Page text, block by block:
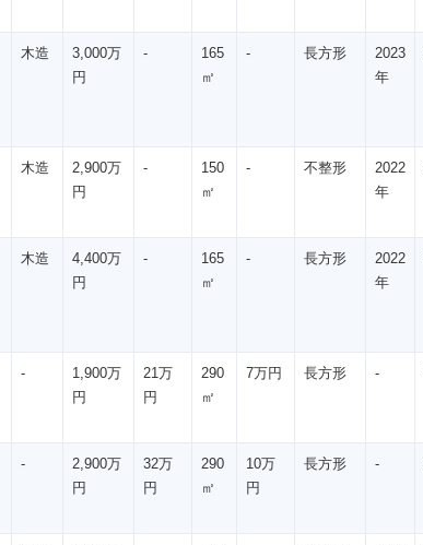
木造
3,000万
円
-
165
㎡
- 長方形
2023
年
木造
2,900万
円
-
150
㎡
- 不整形
2022
年
木造
4,400万
円
-
165
㎡
- 長方形
2022
年
-
1,900万
円
21万
円
290
㎡
7万円 長方形 -
-
2,900万
円
32万
円
290
㎡
10万
円
長方形 -